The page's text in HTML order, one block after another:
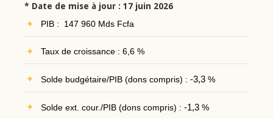
* Date de mise à jour : 17 juin 2026
PIB : 147 960 Mds Fcfa
Taux de croissance : 6,6 %
Solde budgétaire/PIB (dons compris) : -3,3%
Solde ext. cour./PIB (dons compris) : -1,3%